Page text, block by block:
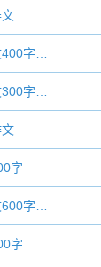
字…
字…
字
字…
字